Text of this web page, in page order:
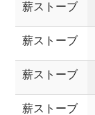
薪ストーブ
薪ストーブ
薪ストーブ
薪ストーブ